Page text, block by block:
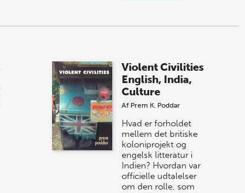
i opdrag at skrive
Violent Civilities
English, India,
Culture
Af Prem K. Poddar
Hvad er forholdet
mellem det britiske
koloniprojekt og
engelsk litteratur i
Indien? Hvordan var
officielle udtalelser
om den rolle, som